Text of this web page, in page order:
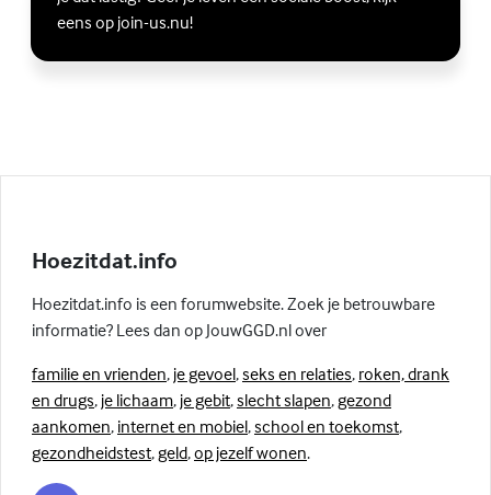
eens op join-us.nu!
Hoezitdat.info
Hoezitdat.info is een forumwebsite. Zoek je betrouwbare
informatie? Lees dan op JouwGGD.nl over
familie en vrienden, je gevoel,seks en relaties, roken, drank
en drugs, je lichaam, je gebit,slecht slapen, gezond
aankomen, internet en mobiel,school en toekomst,
gezondheidstest, geld,op jezelf wonen.